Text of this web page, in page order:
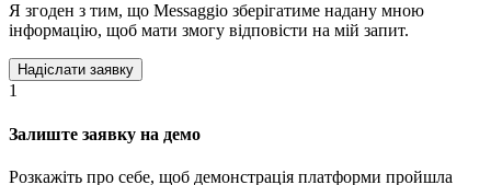
Я згоден з тим, що Messaggio зберігатиме надану мною
інформацію, щоб мати змогу відповісти на мій запит.
1
Залиште заявку на демо
Розкажіть про себе, щоб демонстрація платформи пройшла